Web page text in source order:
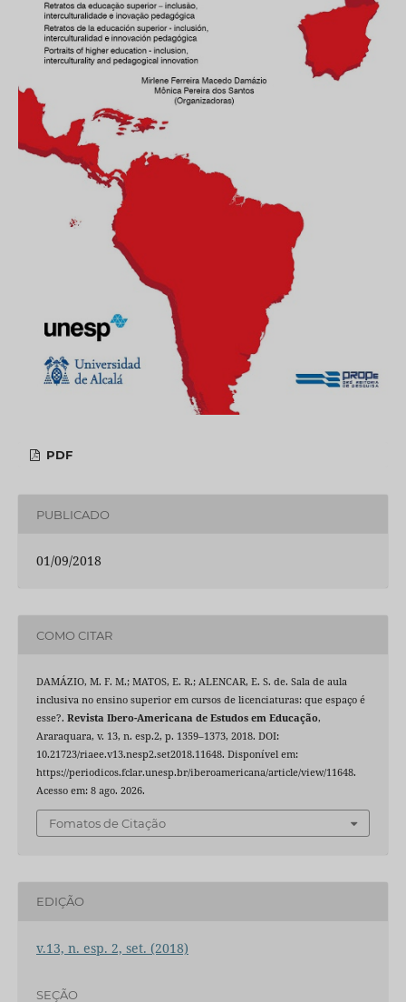
PDF
PUBLICADO
01/09/2018
COMO CITAR
DAMÁZIO, M. F. M.; MATOS, E. R.; ALENCAR, E. S. de. Sala de aula
inclusiva no ensino superior em cursos de licenciaturas: que espaço é
esse?. Revista Ibero-Americana de Estudos em Educação,
Araraquara, v. 13, n. esp.2, p. 1359–1373, 2018. DOI:
10.21723/riaee.v13.nesp2.set2018.11648. Disponível em:
https://periodicos.fclar.unesp.br/iberoamericana/article/view/11648.
Acesso em: 8 ago. 2026.
Fomatos de Citação
EDIÇÃO
v.13, n. esp. 2, set. (2018)
SEÇÃO